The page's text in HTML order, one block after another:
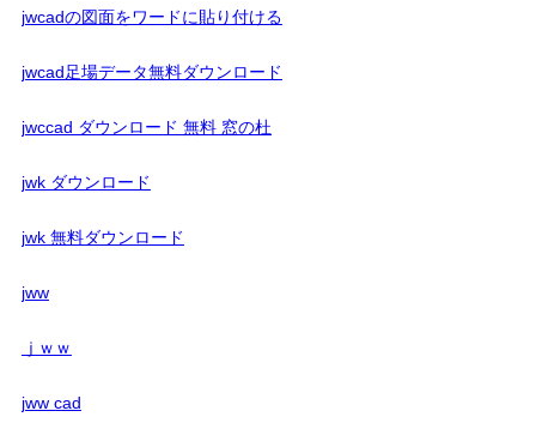
jwcadの図面をワードに貼り付ける
jwcad足場データ無料ダウンロード
jwccad ダウンロード 無料 窓の杜
jwk ダウンロード
jwk 無料ダウンロード
jww
ｊｗｗ
jww cad